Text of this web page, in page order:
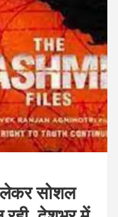
लेकर सोशल